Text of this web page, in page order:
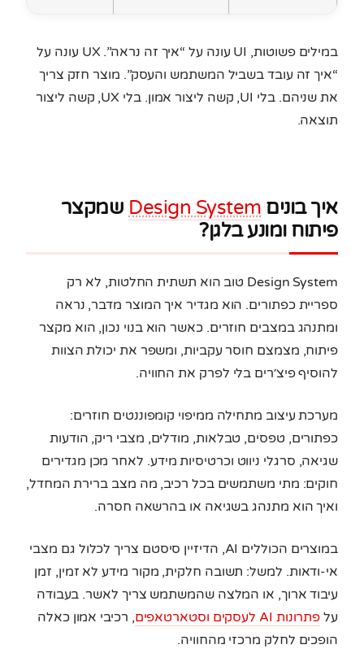
במילים פשוטות, UI עונה על “איך זה נראה”. UX עונה על
“איך זה עובד בשביל המשתמש והעסק”. מוצר חזק צריך
את שניהם. בלי UI, קשה ליצור אמון. בלי UX, קשה ליצור
תוצאה.
איך בונים Design System שמקצר
פיתוח ומונע בלגן?
Design System טוב הוא תשתית החלטות, לא רק
ספריית כפתורים. הוא מגדיר איך המוצר מדבר, נראה
ומתנהג במצבים חוזרים. כאשר הוא בנוי נכון, הוא מקצר
פיתוח, מצמצם חוסר עקביות, ומשפר את יכולת הצוות
להוסיף פיצ׳רים בלי לפרק את החוויה.
מערכת עיצוב מתחילה ממיפוי קומפוננטים חוזרים:
כפתורים, טפסים, טבלאות, מודלים, מצבי ריק, הודעות
שגיאה, סרגלי ניווט וכרטיסיות מידע. לאחר מכן מגדירים
חוקים: מתי משתמשים בכל רכיב, מה מצב ברירת המחדל,
ואיך הוא מתנהג בשגיאה או בהרשאה חסרה.
במוצרים הכוללים AI, הדיזיין סיסטם צריך לכלול גם מצבי
אי-ודאות. למשל: תשובה חלקית, מקור מידע לא זמין, זמן
עיבוד ארוך, או המלצה שהמשתמש צריך לאשר. בעבודה
על פתרונות AI לעסקים וסטארטאפים
, רכיבי אמון כאלה
הופכים לחלק מרכזי מהחוויה.